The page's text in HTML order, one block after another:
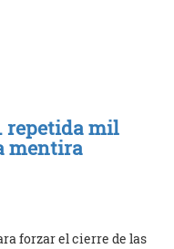
repetida mil
mentira
forzar el cierre de las